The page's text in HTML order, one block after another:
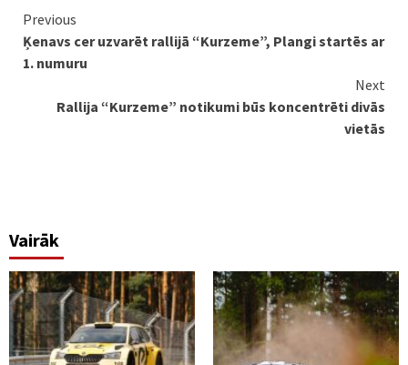
Continue
Reading
Previous
Ķenavs cer uzvarēt rallijā “Kurzeme”, Plangi startēs ar
1. numuru
Next
Rallija “Kurzeme” notikumi būs koncentrēti divās
vietās
Vairāk